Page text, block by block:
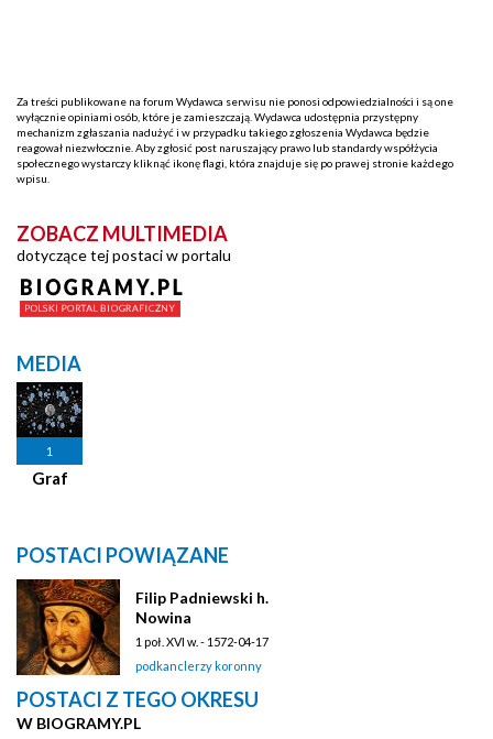
Za treści publikowane na forum Wydawca serwisu nie ponosi odpowiedzialności i są one
wyłącznie opiniami osób, które je zamieszczają. Wydawca udostępnia przystępny
mechanizm zgłaszania nadużyć i w przypadku takiego zgłoszenia Wydawca będzie
reagował niezwłocznie. Aby zgłosić post naruszający prawo lub standardy współżycia
społecznego wystarczy kliknąć ikonę flagi, która znajduje się po prawej stronie każdego
wpisu.
ZOBACZ MULTIMEDIA
dotyczące tej postaci w portalu
MEDIA
1
Graf
POSTACI POWIĄZANE
Filip Padniewski h.
Nowina
1 poł. XVI w. - 1572-04-17
podkanclerzy koronny
POSTACI Z TEGO OKRESU
W BIOGRAMY.PL